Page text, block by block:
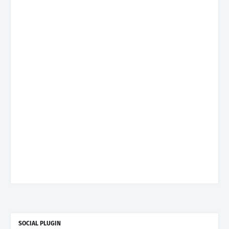
SOCIAL PLUGIN